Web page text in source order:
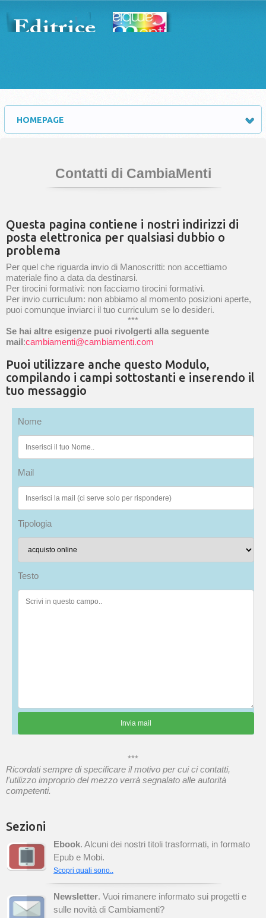
HOMEPAGE
Contatti di CambiaMenti
Questa pagina contiene i nostri indirizzi di
posta elettronica per qualsiasi dubbio o
problema
Per quel che riguarda invio di Manoscritti: non accettiamo
materiale fino a data da destinarsi.
Per tirocini formativi: non facciamo tirocini formativi.
Per invio curriculum: non abbiamo al momento posizioni aperte,
puoi comunque inviarci il tuo curriculum se lo desideri.
***
Se hai altre esigenze puoi rivolgerti alla seguente
mail:cambiamenti@cambiamenti.com
Puoi utilizzare anche questo Modulo,
compilando i campi sottostanti e inserendo il
tuo messaggio
Nome
Mail
Tipologia
Testo
***
Ricordati sempre di specificare il motivo per cui ci contatti,
l'utilizzo improprio del mezzo verrà segnalato alle autorità
competenti.
Sezioni
Ebook. Alcuni dei nostri titoli trasformati, in formato
Epub e Mobi.
Scopri quali sono..
Newsletter. Vuoi rimanere informato sui progetti e
sulle novità di Cambiamenti?